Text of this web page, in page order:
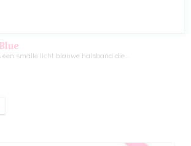
een smalle licht blauwe halsband die…